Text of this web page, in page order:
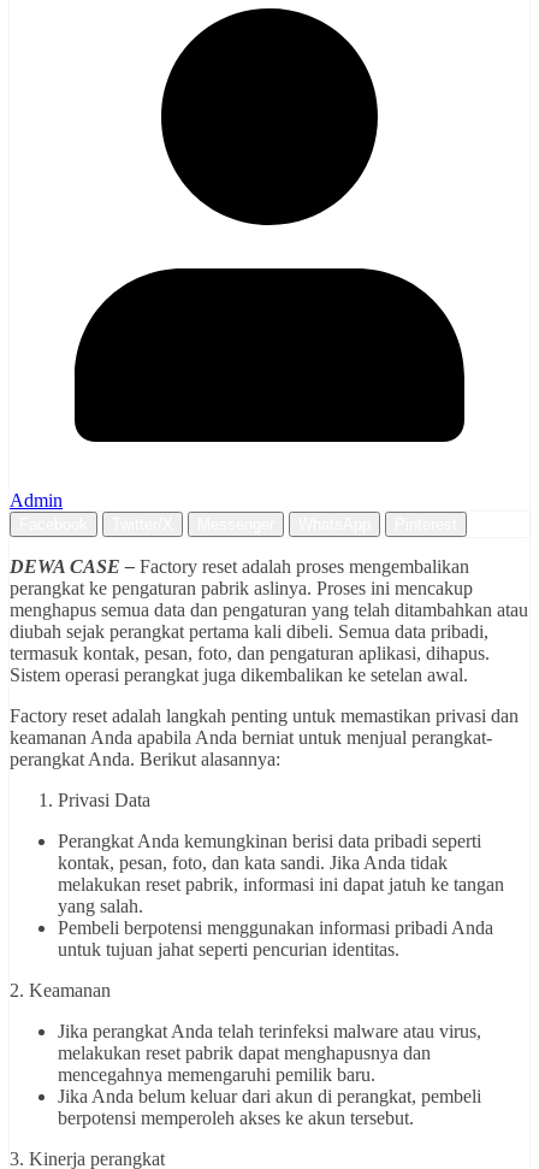
Admin
DEWA CASE – Factory reset adalah proses mengembalikan
perangkat ke pengaturan pabrik aslinya. Proses ini mencakup
menghapus semua data dan pengaturan yang telah ditambahkan atau
diubah sejak perangkat pertama kali dibeli. Semua data pribadi,
termasuk kontak, pesan, foto, dan pengaturan aplikasi, dihapus.
Sistem operasi perangkat juga dikembalikan ke setelan awal.
Factory reset adalah langkah penting untuk memastikan privasi dan
keamanan Anda apabila Anda berniat untuk menjual perangkat-
perangkat Anda. Berikut alasannya:
Privasi Data
Perangkat Anda kemungkinan berisi data pribadi seperti
kontak, pesan, foto, dan kata sandi. Jika Anda tidak
melakukan reset pabrik, informasi ini dapat jatuh ke tangan
yang salah.
Pembeli berpotensi menggunakan informasi pribadi Anda
untuk tujuan jahat seperti pencurian identitas.
2. Keamanan
Jika perangkat Anda telah terinfeksi malware atau virus,
melakukan reset pabrik dapat menghapusnya dan
mencegahnya memengaruhi pemilik baru.
Jika Anda belum keluar dari akun di perangkat, pembeli
berpotensi memperoleh akses ke akun tersebut.
3. Kinerja perangkat